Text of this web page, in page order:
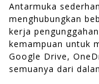
Antarmuka
menghubungkan
kerja
kemampuan untuk
Google Drive,
semuanya dari